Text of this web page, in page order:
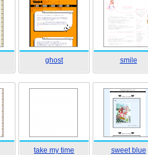
ghost smile
take my time sweet blue